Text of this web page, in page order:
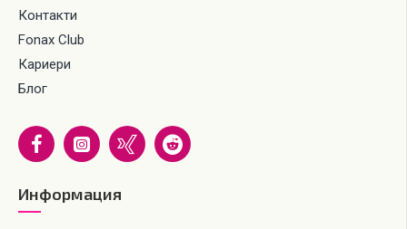
Контакти
Fonax Club
Кариери
Блог
Информация